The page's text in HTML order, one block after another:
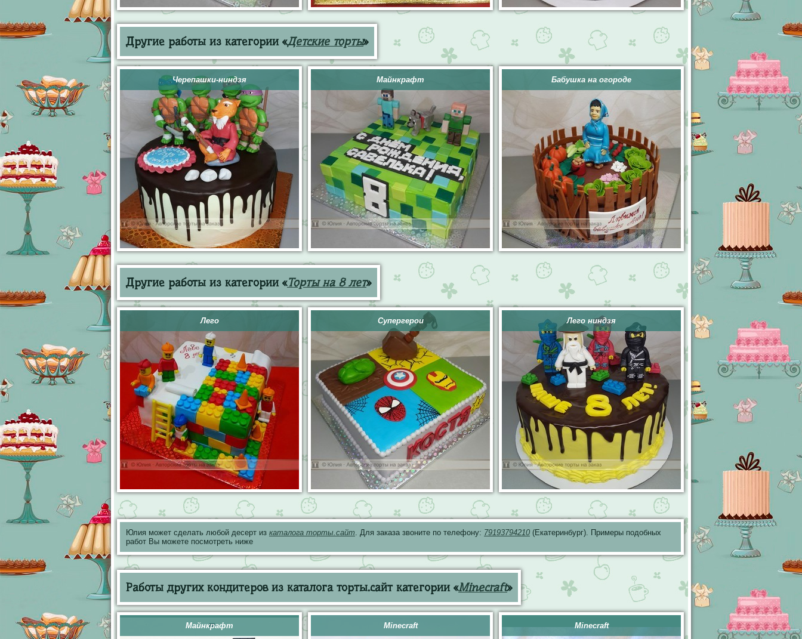
Другие работы из категории «Детские торты»
Черепашки-ниндзя Майнкрафт Бабушка на огороде
Другие работы из категории «Торты на 8 лет»
Лего Супергерои Лего ниндзя
Юлия может сделать любой десерт из каталога торты.сайт. Для заказа звоните по телефону: 79193794210 (Екатеринбург). Примеры подобных
работ Вы можете посмотреть ниже
Работы других кондитеров из каталога торты.сайт категории «Minecraft»
Майнкрафт Minecraft Minecraft